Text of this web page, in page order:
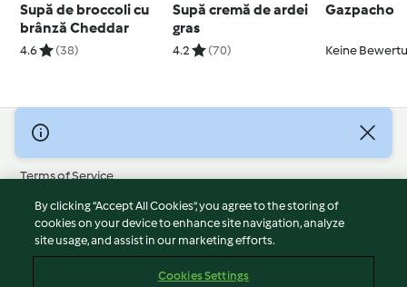
Supă de broccoli cu
brânză Cheddar
4.6 (38)
Supă cremă de ardei
gras
4.2 (70)
Gazpacho
Keine
© Copyright 2026
Terms of Service
Privacy Policy
Disclaimer
Imprint
By clicking “Accept All Cookies”, you agree to the storing of
cookies on your device to enhance site navigation, analyze
site usage, and assist in our marketing efforts.
Cookies Settings